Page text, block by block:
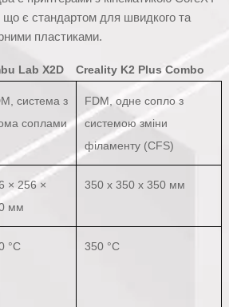
є стандартом для швидкого та
пластиками.
Lab X2D Creality K2 Plus Combo
система з
соплами
FDM, одне сопло з
системою зміни
філаменту (CFS)
× 256 ×
мм
350 x 350 x 350 мм
°C 350 °C